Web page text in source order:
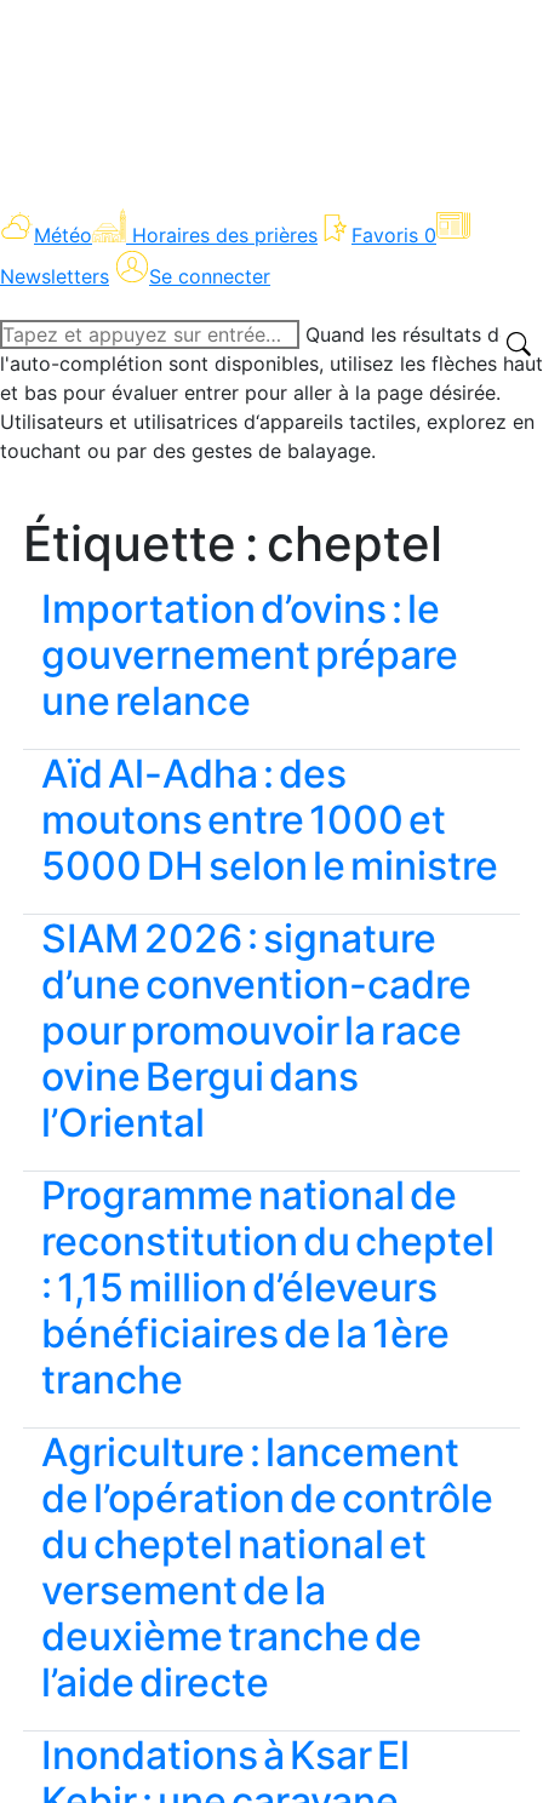
Météo Horaires des prières Favoris 0
Newsletters
Se connecter
Recherche
:
Quand les résultats de
l'auto-complétion sont disponibles, utilisez les flèches haut
et bas pour évaluer entrer pour aller à la page désirée.
Utilisateurs et utilisatrices d‘appareils tactiles, explorez en
touchant ou par des gestes de balayage.
Étiquette : cheptel
Importation d’ovins : le
gouvernement prépare
une relance
Aïd Al-Adha : des
moutons entre 1000 et
5000 DH selon le ministre
SIAM 2026 : signature
d’une convention-cadre
pour promouvoir la race
ovine Bergui dans
l’Oriental
Programme national de
reconstitution du cheptel
: 1,15 million d’éleveurs
bénéficiaires de la 1ère
tranche
Agriculture : lancement
de l’opération de contrôle
du cheptel national et
versement de la
deuxième tranche de
l’aide directe
Inondations à Ksar El